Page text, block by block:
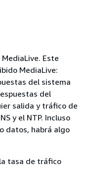
Este
MediaLive:
del sistema
del
salida y tráfico de
y el NTP. Incluso
datos, habrá algo
tasa de tráfico